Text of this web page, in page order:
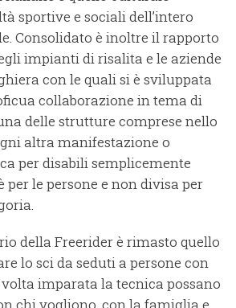
sportive e sociali dell’intero
Consolidato è inoltre il rapporto
impianti di risalita e le aziende
con le quali si è sviluppata
collaborazione in tema di
delle strutture comprese nello
altra manifestazione o
per disabili semplicemente
per le persone e non divisa per
della Freerider è rimasto quello
lo sci da seduti a persone con
imparata la tecnica possano